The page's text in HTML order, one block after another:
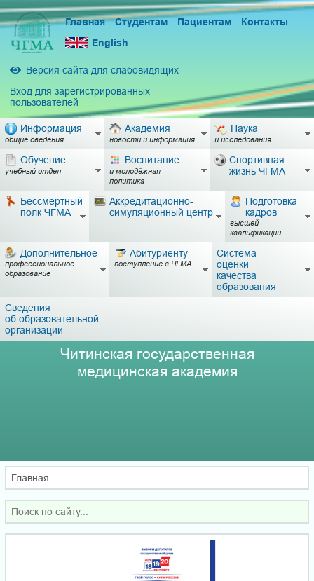
Главная Студентам Пациентам
Контакты
English
Версия сайта для слабовидящих
Вход для зарегистрированных
пользователей
Информация
общие сведения
Академия
новости и информация
Наука
и исследования
Обучение
учебный отдел
Воспитание
и молодёжная
политика
Спортивная
жизнь ЧГМА
Бессмертный
полк ЧГМА
Аккредитационно-
симуляционный центр
Подготовка
кадров
высшей
квалификации
Дополнительное
профессиональное
образование
Абитуриенту
поступление в ЧГМА
Система
оценки
качества
образования
Сведения
об образовательной
организации
Читинская государственная
медицинская академия
Главная